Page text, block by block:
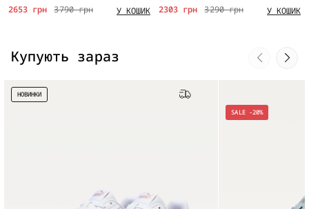
3790 грн
2653 грн У КОШИК 3290 грн
2303 грн У КОШИК
Купують зараз
НОВИНКИ
SALE -20%